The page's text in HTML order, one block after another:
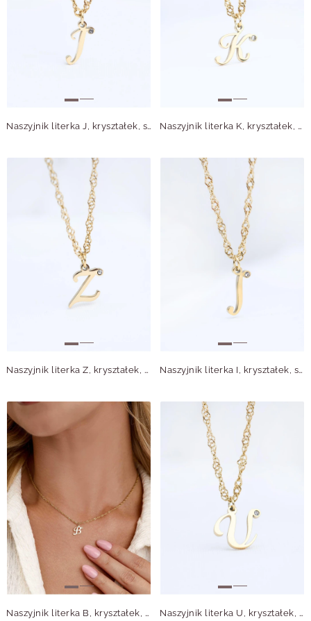
Naszyjnik literka J, kryształek, stal pozłacana S315638Z00 Naszyjnik literka K, kryształek, stal pozłacana S315639Z00
Naszyjnik literka Z, kryształek, stal pozłacana S315649Z00 Naszyjnik literka I, kryształek, stal pozłacana S315637Z00
Naszyjnik literka B, kryształek, stal pozłacana S315632Z00 Naszyjnik literka U, kryształek, stal pozłacana S315647Z00